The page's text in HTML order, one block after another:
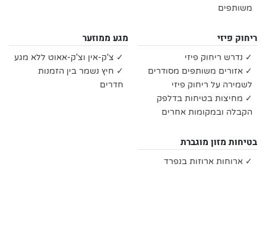
משותפים
ריחוק פיזי
✓ נדרש ריחוק פיזי
✓ אזורים משותפים מסודרים
לשמירה על ריחוק פיזי
✓ מחיצות בטיחות בדלפק
הקבלה ובמקומות אחרים
מגע ממוזער
✓ צ'ק-אין וצ'ק-אאוט ללא מגע
✓ חיץ נשמר בין הזמנות
חדרים
בטיחות מזון מוגברת
✓ ארוחות ארוזות בנפרד